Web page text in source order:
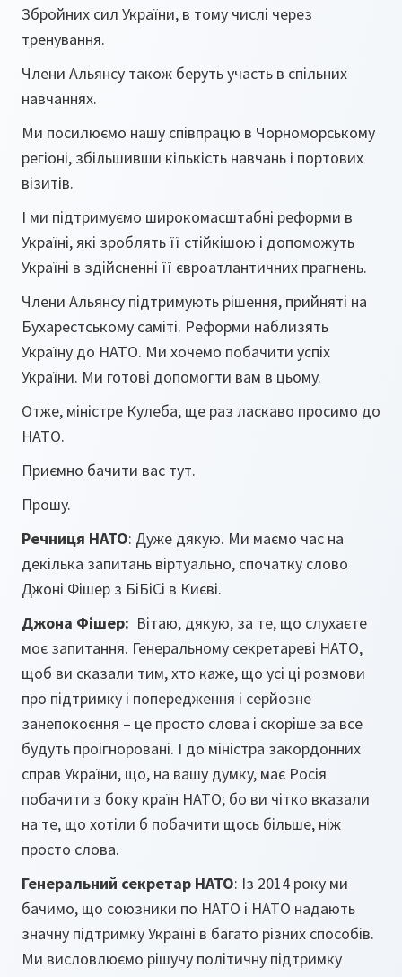
Збройних сил України, в тому числі через
тренування.
Члени Альянсу також беруть участь в спільних
навчаннях.
Ми посилюємо нашу співпрацю в Чорноморському
регіоні, збільшивши кількість навчань і портових
візитів.
І ми підтримуємо широкомасштабні реформи в
Україні, які зроблять її стійкішою і допоможуть
Україні в здійсненні її євроатлантичних прагнень.
Члени Альянсу підтримують рішення, прийняті на
Бухарестському саміті. Реформи наблизять
Україну до НАТО. Ми хочемо побачити успіх
України. Ми готові допомогти вам в цьому.
Отже, міністре Кулеба, ще раз ласкаво просимо до
НАТО.
Приємно бачити вас тут.
Прошу.
Речниця НАТО: Дуже дякую. Ми маємо час на
декілька запитань віртуально, спочатку слово
Джоні Фішер з БіБіСі в Києві.
Джона Фішер: Вітаю, дякую, за те, що слухаєте
моє запитання. Генеральному секретареві НАТО,
щоб ви сказали тим, хто каже, що усі ці розмови
про підтримку і попередження і серйозне
занепокоєння – це просто слова і скоріше за все
будуть проігноровані. І до міністра закордонних
справ України, що, на вашу думку, має Росія
побачити з боку країн НАТО; бо ви чітко вказали
на те, що хотіли б побачити щось більше, ніж
просто слова.
Генеральний секретар НАТО: Із 2014 року ми
бачимо, що союзники по НАТО і НАТО надають
значну підтримку Україні в багато різних способів.
Ми висловлюємо рішучу політичну підтримку